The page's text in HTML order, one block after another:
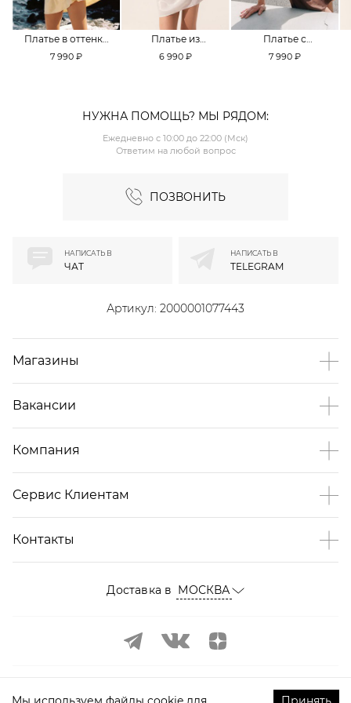
Платье в оттенке
Pale Banana
7 990 ₽
Платье из
смесовой вискозы
6 990 ₽
Платье с
кружевной
7 990 ₽
НУЖНА ПОМОЩЬ? МЫ РЯДОМ:
ПОЗВОНИТЬ
Ежедневно с 10:00 до 22:00 (Мск)
Ответим на любой вопрос
Артикул: 2000001077443
НАПИСАТЬ В
ЧАТ
НАПИСАТЬ В
TELEGRAM
Магазины
Вакансии
Компания
Сервис Клиентам
Контакты
Доставка в МОСКВА